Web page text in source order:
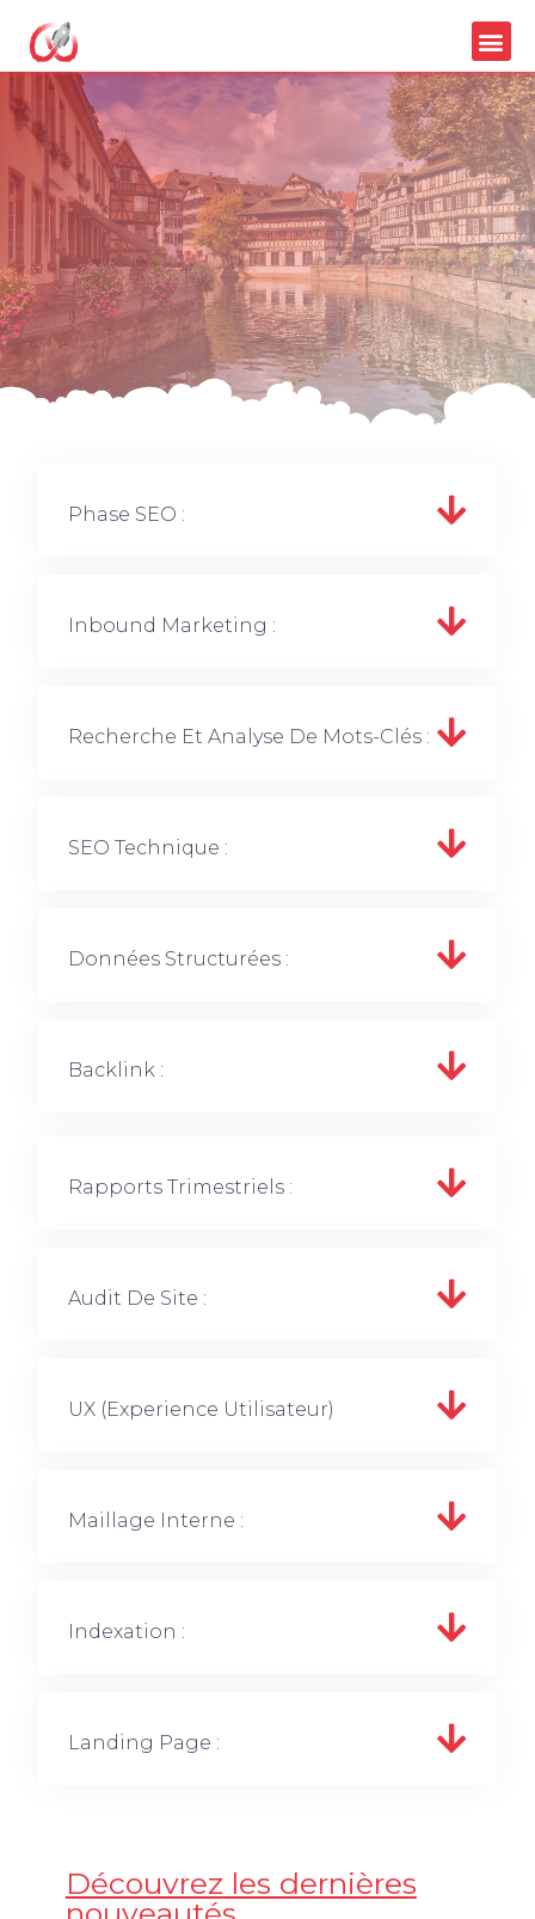
Phase SEO :
Inbound Marketing :
Recherche Et Analyse De Mots-Clés :
SEO Technique :
Données Structurées :
Backlink :
Rapports Trimestriels :
Audit De Site :
UX (experience Utilisateur)
Maillage Interne :
Indexation :
Landing Page :
Découvrez les dernières